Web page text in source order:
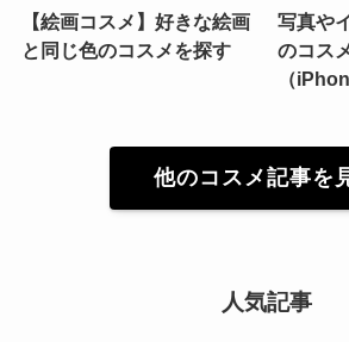
【絵画コスメ】好きな絵画
と同じ色のコスメを探す
写真や
のコス
（
他のコスメ記事を
人気記事